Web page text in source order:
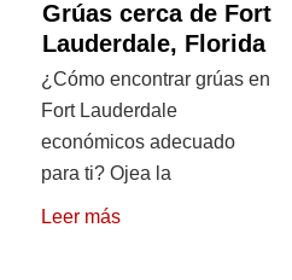
Grúas cerca de Fort
Lauderdale, Florida
¿Cómo encontrar grúas en
Fort Lauderdale
económicos adecuado
para ti? Ojea la
Leer más